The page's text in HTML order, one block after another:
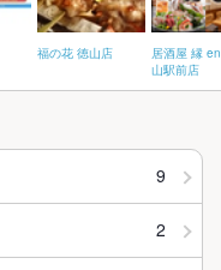
福の花 徳山店
居酒屋 縁
山駅前店
9
2